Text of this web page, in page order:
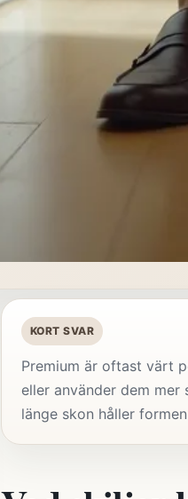
KORT SVAR
Premium är oftast värt
eller använder dem
länge skon håller